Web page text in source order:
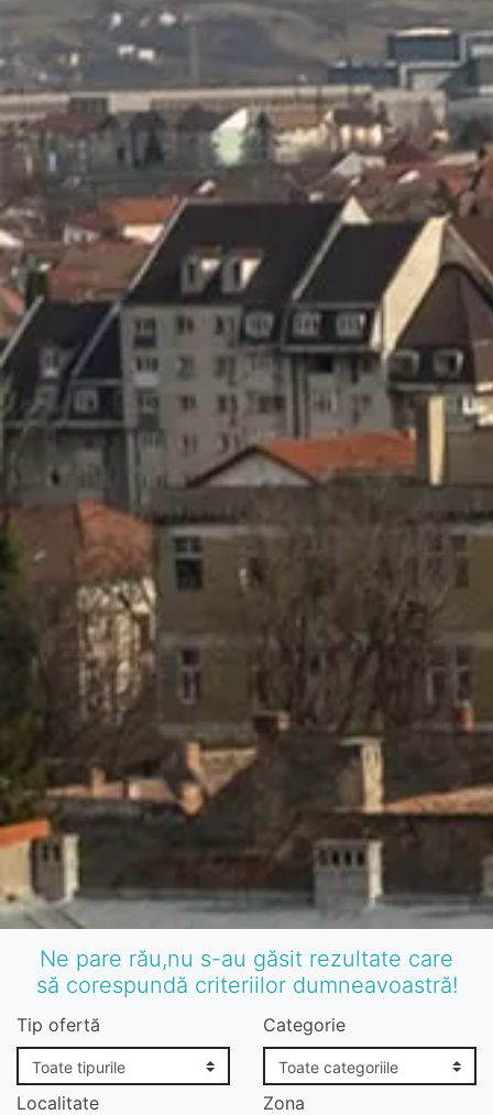
Ne pare rău,nu s-au găsit rezultate care
să corespundă criteriilor dumneavoastră!
Tip ofertă Categorie
Localitate Zona